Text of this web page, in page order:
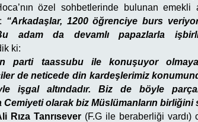
özel sohbetlerinde bulunan emekli
“Arkadaşlar, 1200 öğrenciye burs
adam da devamlı papazlarla
ki:
parti taassubu ile konuşuyor
de neticede din kardeşlerimiz
işgal altındadır. Biz de böyle
Cemiyeti olarak biz Müslümanların birliğini
Rıza Tanrısever(F.G ile beraberliği vardı)